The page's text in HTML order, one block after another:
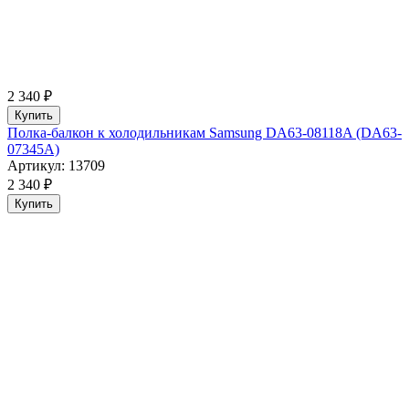
2 340 ₽
Купить
Полка-балкон к холодильникам Samsung DA63-08118A (DA63-
07345A)
Артикул: 13709
2 340 ₽
Купить